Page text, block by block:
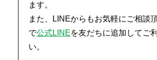
ます。
また、LINEからもお気軽にご相談
で公式LINEを友だちに追加してご
い。